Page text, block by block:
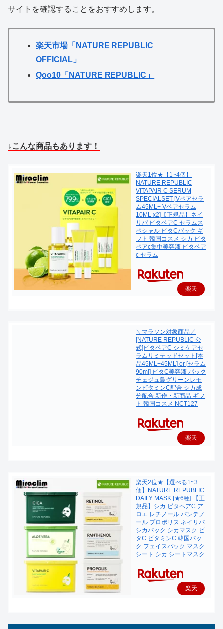
サイトを確認することをおすすめします。
楽天市場「NATURE REPUBLIC
OFFICIAL」
Qoo10「NATURE REPUBLIC」
↓こんな商品もあります！
楽天1位★【1~4個】
NATURE REPUBLIC
VITAPAIR C SERUM
SPECIALSET [Vペアセラ
ム45ML+ Vペアセラム
10ML x2]【正規品】ネイ
リパ ビタペアC セラムス
ペシャル ビタCパック ギ
フト 韓国コスメ シカ ビタ
ペアc集中美容液 ビタペア
c セラム
楽天
＼マラソン対象商品／
[NATURE REPUBLIC 公
式]ビタペアC シミケアセ
ラムリミテッドセット[本
品45ML+45ML] or [セラム
90ml] ビタC美容液 パック
チェジュ島グリーンレモ
ンビタミンC配合 シカ成
分配合 新作・新商品 ギフ
ト 韓国コスメ NCT127
楽天
楽天2位★【選べる1~3
個】NATURE REPUBLIC
DAILY MASK [★6種] 【正
規品】シカ ビタペアC ア
ロエ レチノール パンテノ
ール プロポリス ネイリパ
シカパック シカマスク ビ
タC ビタミンC 韓国パッ
ク フェイスパック マスク
シート シカ シートマスク
楽天